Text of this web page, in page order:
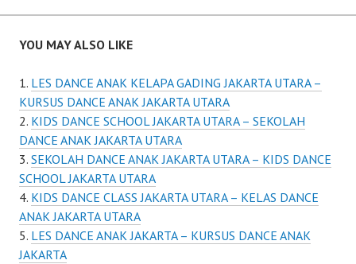
YOU MAY ALSO LIKE
LES DANCE ANAK KELAPA GADING JAKARTA UTARA –
KURSUS DANCE ANAK JAKARTA UTARA
KIDS DANCE SCHOOL JAKARTA UTARA – SEKOLAH
DANCE ANAK JAKARTA UTARA
SEKOLAH DANCE ANAK JAKARTA UTARA – KIDS DANCE
SCHOOL JAKARTA UTARA
KIDS DANCE CLASS JAKARTA UTARA – KELAS DANCE
ANAK JAKARTA UTARA
LES DANCE ANAK JAKARTA – KURSUS DANCE ANAK
JAKARTA